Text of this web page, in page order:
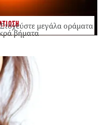
μεγάλα οράματα
βήματα